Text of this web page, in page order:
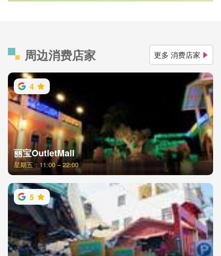
周边消费店家 更多 消费店家
4
丽宝OutletMall
星期五：11:00 – 22:00
5